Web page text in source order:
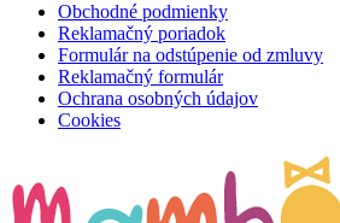
Obchodné podmienky
Reklamačný poriadok
Formulár na odstúpenie od zmluvy
Reklamačný formulár
Ochrana osobných údajov
Cookies